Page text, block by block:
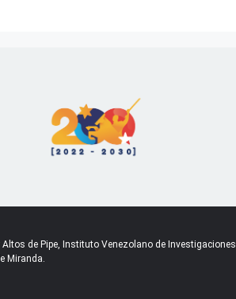
de Pipe, Instituto Venezolano de Investigaciones
Miranda.